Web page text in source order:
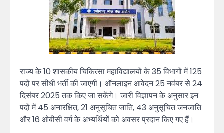
राज्य के 10 शासकीय चिकित्सा महाविद्यालयों के 35 विभागों में 125
पदों पर सीधी भर्ती की जाएगी। ऑनलाइन आवेदन 25 नवंबर से 24
दिसंबर 2025 तक किए जा सकेंगे। जारी विज्ञापन के अनुसार इन
पदों में 45 अनारक्षित, 21 अनुसूचित जाति, 43 अनुसूचित जनजाति
और 16 ओबीसी वर्ग के अभ्यर्थियों को अवसर प्रदान किए गए हैं।